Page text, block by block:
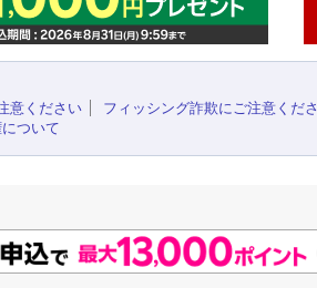
意ください
フィッシング詐欺にご注意くだ
ついて